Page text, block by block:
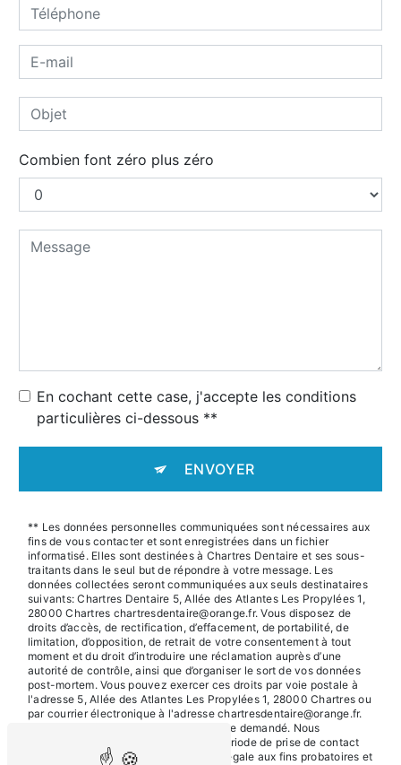
Combien font zéro plus zéro
En cochant cette case, j'accepte les conditions
particulières ci-dessous **
ENVOYER
** Les données personnelles communiquées sont nécessaires aux
fins de vous contacter et sont enregistrées dans un fichier
informatisé. Elles sont destinées à Chartres Dentaire et ses sous-
traitants dans le seul but de répondre à votre message. Les
données collectées seront communiquées aux seuls destinataires
suivants: Chartres Dentaire 5, Allée des Atlantes Les Propylées 1,
28000 Chartres chartresdentaire@orange.fr. Vous disposez de
droits d’accès, de rectification, d’effacement, de portabilité, de
limitation, d’opposition, de retrait de votre consentement à tout
moment et du droit d’introduire une réclamation auprès d’une
autorité de contrôle, ainsi que d’organiser le sort de vos données
post-mortem. Vous pouvez exercer ces droits par voie postale à
l'adresse 5, Allée des Atlantes Les Propylées 1, 28000 Chartres ou
par courrier électronique à l'adresse chartresdentaire@orange.fr.
Un justificatif d'identité pourra vous être demandé. Nous
conservons vos données pendant la période de prise de contact
puis pendant la durée de prescription légale aux fins probatoires et